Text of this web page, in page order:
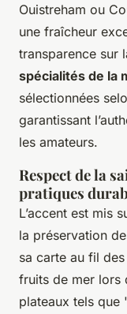
Ouistreham ou
une fraîcheur
transparence sur
spécialités de la
sélectionnées
garantissant
les amateurs.
Respect de la
pratiques
L’accent est mis
la préservation
sa carte au fil
fruits de mer lors
plateaux tels que